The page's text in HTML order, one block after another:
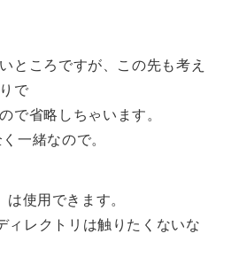
ところですが、この先も考え
で
で省略しちゃいます。
一緒なので。
は使用できます。
ィレクトリは触りたくないな